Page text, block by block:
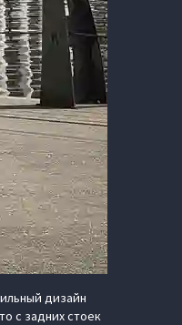
дизайн
с задних стоек